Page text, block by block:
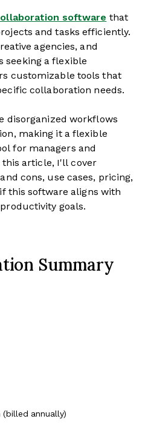
software that
and tasks efficiently.
agencies, and
seeking a flexible
customizable tools that
collaboration needs.
disorganized workflows
making it a flexible
for managers and
this article, I'll cover
cons, use cases, pricing,
this software aligns with
goals.
Summary
annually)